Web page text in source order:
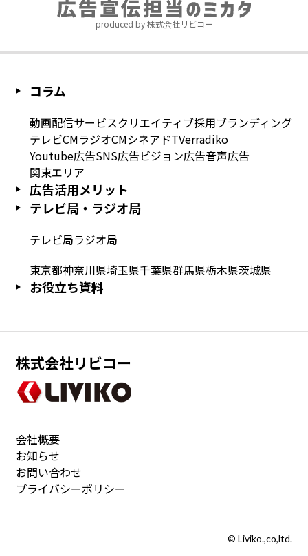
produced by 株式会社リビコー
株式会社リビコー
会社概要
お知らせ
お問い合わせ
プライバシーポリシー
© Liviko.,co,ltd.
コラム
動画配信サービスクリエイティブ採用ブランディング
テレビCMラジオCMシネアドTVerradiko
Youtube広告SNS広告ビジョン広告音声広告
関東エリア
広告活用メリット
テレビ局・ラジオ局
テレビ局ラジオ局
東京都神奈川県埼玉県千葉県群馬県栃木県茨城県
お役立ち資料